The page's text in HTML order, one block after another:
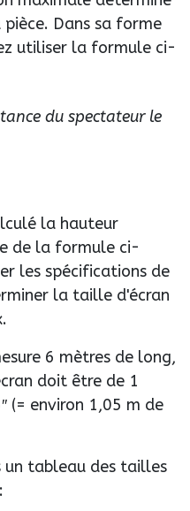
Dans sa forme
utiliser la formule ci-
du spectateur le
la hauteur
de la formule ci-
les spécifications de
la taille d'écran
6 mètres de long,
doit être de 1
(= environ 1,05 m de
un tableau des tailles